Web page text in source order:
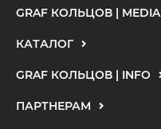
GRAF КОЛЬЦОВ | MEDIA
КАТАЛОГ
GRAF КОЛЬЦОВ | INFO
ПАРТНЕРАМ